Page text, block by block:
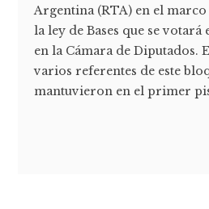
Argentina (RTA) en el
la ley de Bases que se
en la Cámara de Diputados.
varios referentes de este
mantuvieron en el primer